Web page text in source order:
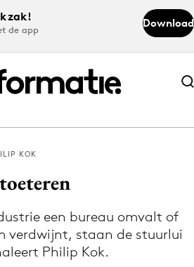
de app
Download
Abonneer nu
Abonneer nu
de app
via de Adformatie
app
KOK
een bureau omvalt of
verdwijnt, staan de stuurlui
Philip Kok.